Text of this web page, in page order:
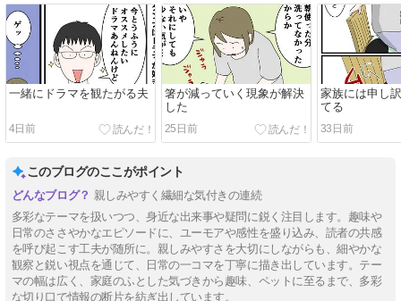
一緒にドラマを観たがる夫
4日前
箸が減っていく現象が解決
した
25日前
家族には申し
てる
33日前
このブログのここがポイント
親しみやすく繊細な気付きの連続
多彩なテーマを扱いつつ、身近な出来事や疑問に鋭く注目します。趣味や
日常のささやかなエピソードに、ユーモアや感性を盛り込み、読者の共感
を呼び起こす工夫が随所に。親しみやすさを大切にしながらも、細やかな
観察と鋭い視点を通じて、日常の一コマを丁寧に描き出しています。テー
マの幅は広く、家庭のふとした気づきから趣味、ペットに至るまで、多彩
な切り口で情報の断片を紡ぎ出しています。